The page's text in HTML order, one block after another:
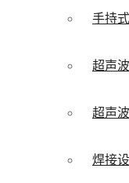
手持
超声
超声
焊接